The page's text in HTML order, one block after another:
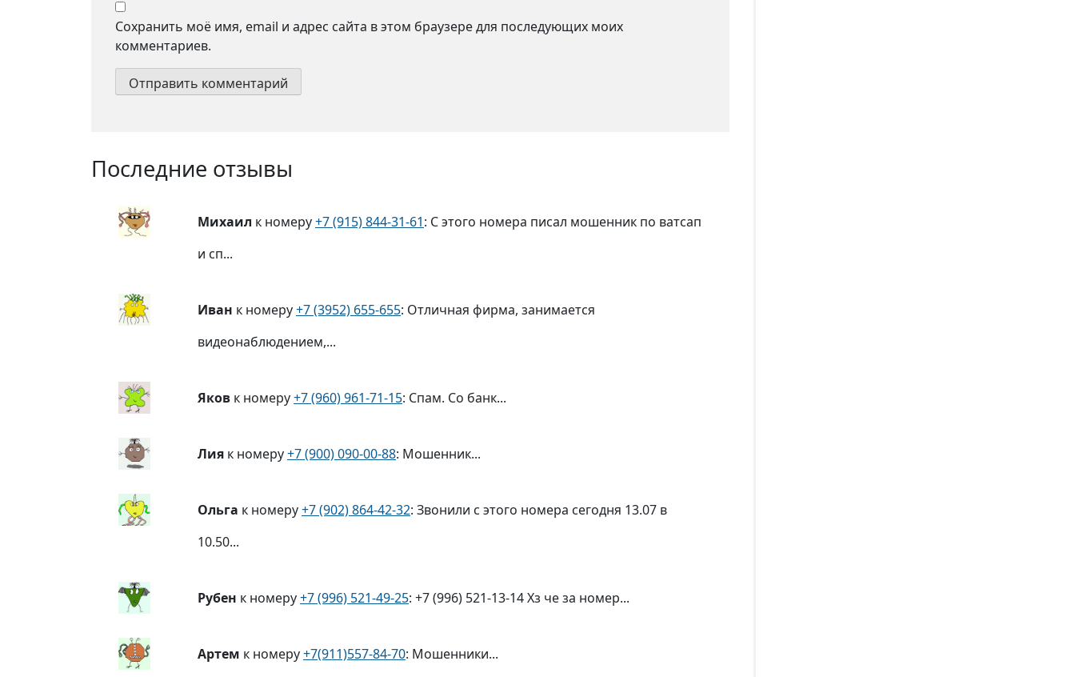
Сохранить моё имя, email и адрес сайта в этом браузере для последующих моих
комментариев.
Последние отзывы
Михаил к номеру+7 (915) 844-31-61: С этого номера писал мошенник по ватсап
и сп...
Иван к номеру+7 (3952) 655-655: Отличная фирма, занимается
видеонаблюдением,...
Яковк номеру+7 (960) 961-71-15: Спам. Со банк...
Лияк номеру+7 (900) 090-00-88: Мошенник...
Ольга к номеру+7 (902) 864-42-32: Звонили с этого номера сегодня 13.07 в
10.50...
Рубен к номеру+7 (996) 521-49-25: +7 (996) 521-13-14 Хз че за номер...
Артем к номеру+7(911)557-84-70: Мошенники...